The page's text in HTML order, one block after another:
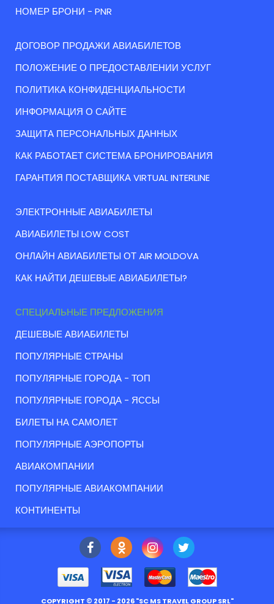
НОМЕР БРОНИ - PNR
ДОГОВОР ПРОДАЖИ АВИАБИЛЕТОВ
ПОЛОЖЕНИЕ О ПРЕДОСТАВЛЕНИИ УСЛУГ
ПОЛИТИКА КОНФИДЕНЦИАЛЬНОСТИ
ИНФОРМАЦИЯ О САЙТЕ
ЗАЩИТА ПЕРСОНАЛЬНЫХ ДАННЫХ
КАК РАБОТАЕТ СИСТЕМА БРОНИРОВАНИЯ
ГАРАНТИЯ ПОСТАВЩИКА VIRTUAL INTERLINE
ЭЛЕКТРОННЫЕ АВИАБИЛЕТЫ
АВИАБИЛЕТЫ LOW COST
ОНЛАЙН АВИАБИЛЕТЫ ОТ AIR MOLDOVA
КАК НАЙТИ ДЕШЕВЫЕ АВИАБИЛЕТЫ?
СПЕЦИАЛЬНЫЕ ПРЕДЛОЖЕНИЯ
ДЕШЕВЫЕ АВИАБИЛЕТЫ
ПОПУЛЯРНЫЕ СТРАНЫ
ПОПУЛЯРНЫЕ ГОРОДА - ТОП
ПОПУЛЯРНЫЕ ГОРОДА - ЯССЫ
БИЛЕТЫ НА САМОЛЕТ
ПОПУЛЯРНЫЕ АЭРОПОРТЫ
АВИАКОМПАНИИ
ПОПУЛЯРНЫЕ АВИАКОМПАНИИ
КОНТИНЕНТЫ
COPYRIGHT © 2017 - 2026 "SC MS TRAVEL GROUP SRL"